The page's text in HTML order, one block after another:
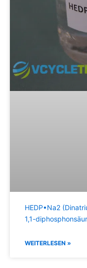
HEDP•Na2
1,1-
WEITERLESEN »